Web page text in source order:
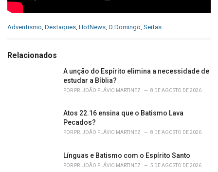
C
e
Adventismo, Destaques, HotNews, O Domingo, Seitas
Relacionados
A unção do Espírito elimina a necessidade de
estudar a Bíblia?
POR PR. JOÃO FLÁVIO MARTINEZ 8 DE AGOSTO DE 2026
Atos 22.16 ensina que o Batismo Lava
Pecados?
POR PR. JOÃO FLÁVIO MARTINEZ 8 DE AGOSTO DE 2026
Línguas e Batismo com o Espírito Santo
POR PR. JOÃO FLÁVIO MARTINEZ 5 DE AGOSTO DE 2026